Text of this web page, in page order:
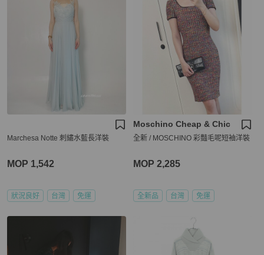
Marchesa Notte 刺繡水藍長洋裝
MOP 1,542
狀況良好 台灣 免運
Moschino Cheap & Chic
全新 / MOSCHINO 彩豔毛呢短袖洋裝
MOP 2,285
全新品 台灣 免運